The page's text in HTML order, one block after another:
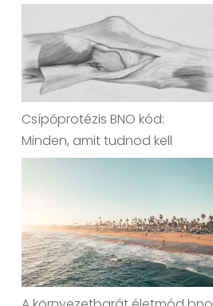
Csípőprotézis BNO kód:
Minden, amit tudnod kell